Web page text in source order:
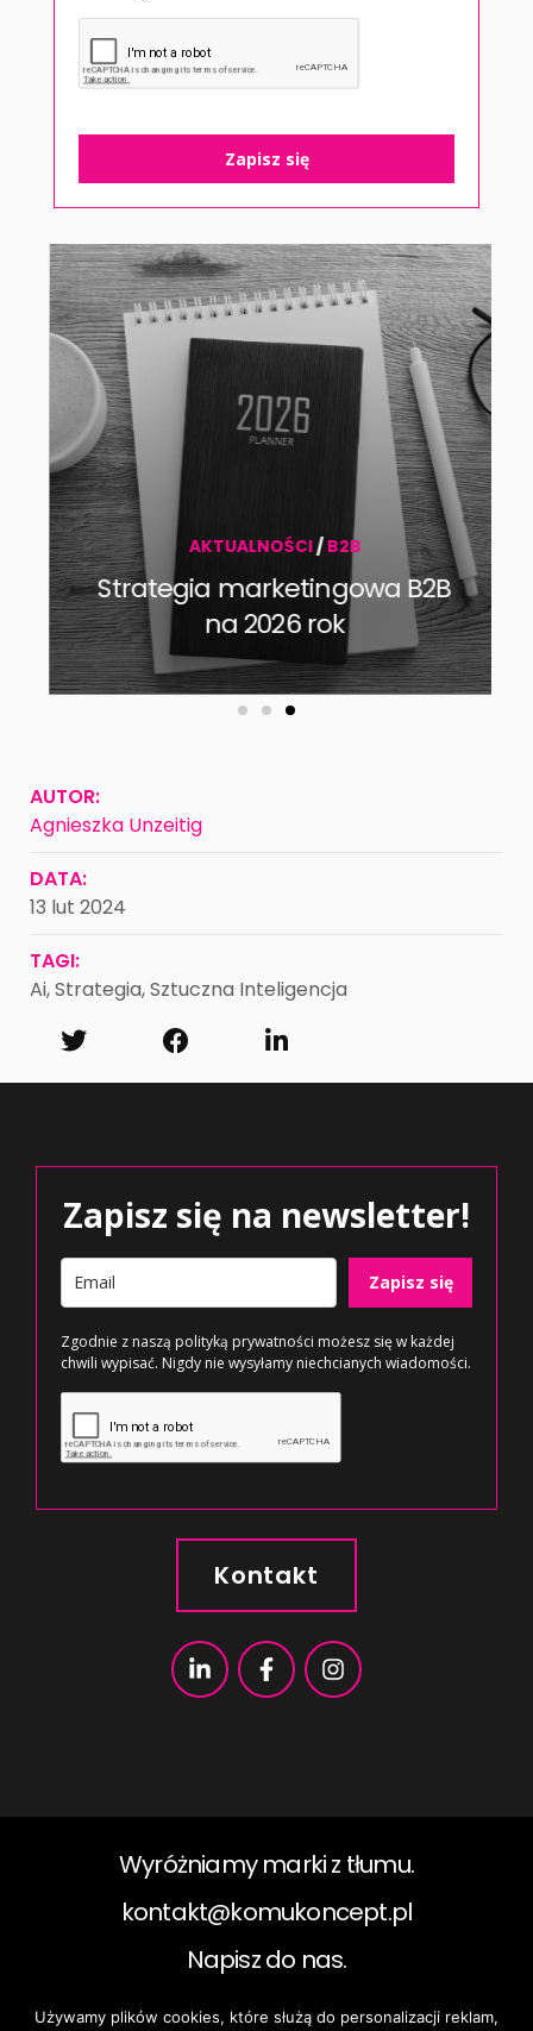
Zapisz się
AKTUALNOŚCI/B2B
Strategia marketingowa B2B
na 2026 rok
AUTOR:
Agnieszka Unzeitig
DATA:
13 lut 2024
TAGI:
Ai,Strategia,Sztuczna Inteligencja
Zapisz się na newsletter!
Zapisz się
Zgodnie z naszą polityką prywatności możesz się w każdej
chwili wypisać. Nigdy nie wysyłamy niechcianych wiadomości.
Kontakt
Wyróżniamy marki z tłumu.
kontakt@komukoncept.pl​
Napisz do nas.
Używamy plików cookies, które służą do personalizacji reklam,